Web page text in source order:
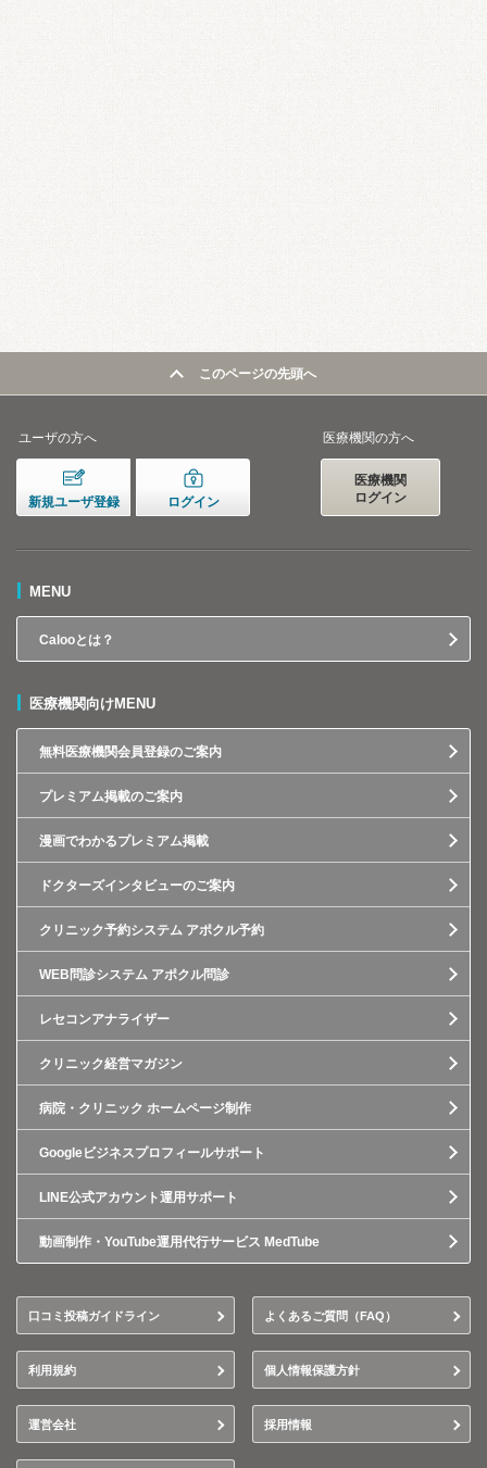
このページの先頭へ
ユーザの方へ
新規ユーザ登録 ログイン
医療機関の方へ
医療機関
ログイン
MENU
Calooとは？
医療機関向けMENU
無料医療機関会員登録のご案内
プレミアム掲載のご案内
漫画でわかるプレミアム掲載
ドクターズインタビューのご案内
クリニック予約システム アポクル予約
WEB問診システム アポクル問診
レセコンアナライザー
クリニック経営マガジン
病院・クリニック ホームページ制作
Googleビジネスプロフィールサポート
LINE公式アカウント運用サポート
動画制作・YouTube運用代行サービス MedTube
口コミ投稿ガイドライン よくあるご質問（FAQ）
利用規約 個人情報保護方針
運営会社 採用情報